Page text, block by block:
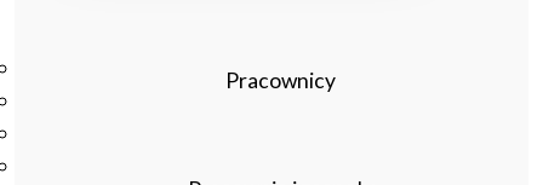
Pracownicy